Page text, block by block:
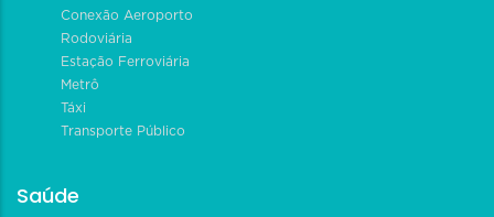
Conexão Aeroporto
Rodoviária
Estação Ferroviária
Metrô
Táxi
Transporte Público
Saúde